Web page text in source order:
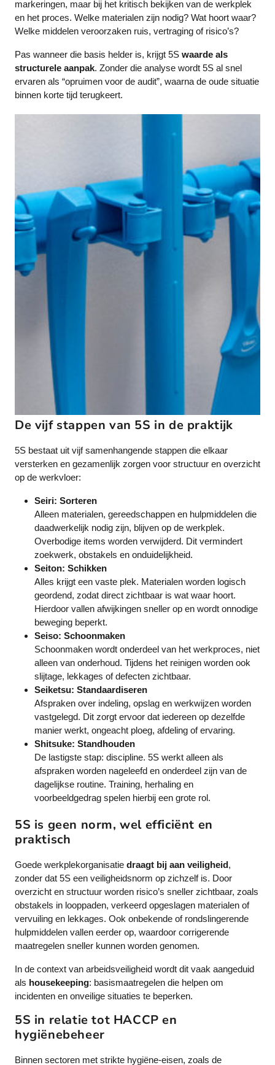
markeringen, maar bij het kritisch bekijken van de werkplek
en het proces. Welke materialen zijn nodig? Wat hoort waar?
Welke middelen veroorzaken ruis, vertraging of risico’s?
Pas wanneer die basis helder is, krijgt 5S waarde als
structurele aanpak. Zonder die analyse wordt 5S al snel
ervaren als “opruimen voor de audit”, waarna de oude situatie
binnen korte tijd terugkeert.
De vijf stappen van 5S in de praktijk
5S bestaat uit vijf samenhangende stappen die elkaar
versterken en gezamenlijk zorgen voor structuur en overzicht
op de werkvloer:
Seiri: Sorteren
Alleen materialen, gereedschappen en hulpmiddelen die
daadwerkelijk nodig zijn, blijven op de werkplek.
Overbodige items worden verwijderd. Dit vermindert
zoekwerk, obstakels en onduidelijkheid.
Seiton: Schikken
Alles krijgt een vaste plek. Materialen worden logisch
geordend, zodat direct zichtbaar is wat waar hoort.
Hierdoor vallen afwijkingen sneller op en wordt onnodige
beweging beperkt.
Seiso: Schoonmaken
Schoonmaken wordt onderdeel van het werkproces, niet
alleen van onderhoud. Tijdens het reinigen worden ook
slijtage, lekkages of defecten zichtbaar.
Seiketsu: Standaardiseren
Afspraken over indeling, opslag en werkwijzen worden
vastgelegd. Dit zorgt ervoor dat iedereen op dezelfde
manier werkt, ongeacht ploeg, afdeling of ervaring.
Shitsuke: Standhouden
De lastigste stap: discipline. 5S werkt alleen als
afspraken worden nageleefd en onderdeel zijn van de
dagelijkse routine. Training, herhaling en
voorbeeldgedrag spelen hierbij een grote rol.
5S is geen norm, wel efficiënt en
praktisch
Goede werkplekorganisatie draagt bij aan veiligheid,
zonder dat 5S een veiligheidsnorm op zichzelf is. Door
overzicht en structuur worden risico’s sneller zichtbaar, zoals
obstakels in looppaden, verkeerd opgeslagen materialen of
vervuiling en lekkages. Ook onbekende of rondslingerende
hulpmiddelen vallen eerder op, waardoor corrigerende
maatregelen sneller kunnen worden genomen.
In de context van arbeidsveiligheid wordt dit vaak aangeduid
als housekeeping: basismaatregelen die helpen om
incidenten en onveilige situaties te beperken.
5S in relatie tot HACCP en
hygiënebeheer
Binnen sectoren met strikte hygiëne-eisen, zoals de